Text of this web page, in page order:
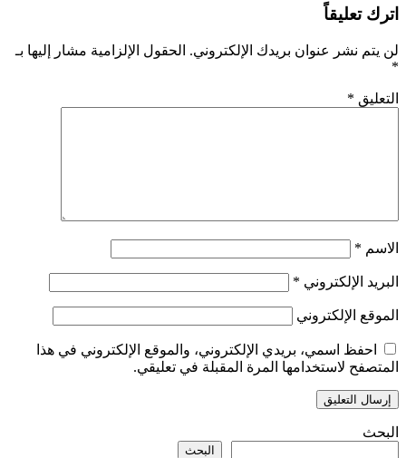
اترك تعليقاً
لن يتم نشر عنوان بريدك الإلكتروني. الحقول الإلزامية مشار إليها بـ
*
التعليق *
الاسم *
البريد الإلكتروني *
الموقع الإلكتروني
احفظ اسمي، بريدي الإلكتروني، والموقع الإلكتروني في هذا
المتصفح لاستخدامها المرة المقبلة في تعليقي.
البحث
البحث